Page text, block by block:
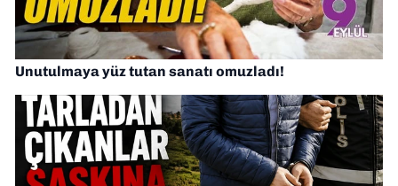
Unutulmaya yüz tutan sanatı omuzladı!